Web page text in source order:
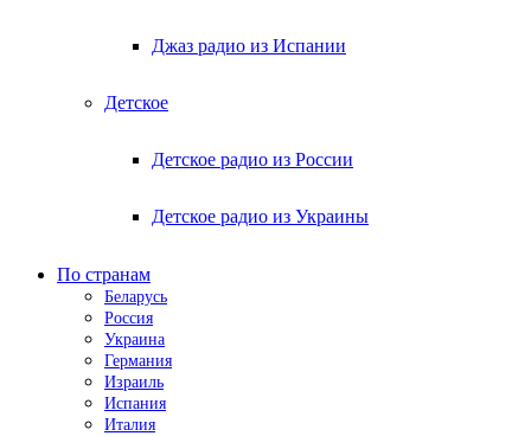
Джаз радио из Испании
Детское
Детское радио из России
Детское радио из Украины
По странам
Беларусь
Россия
Украина
Германия
Израиль
Испания
Италия